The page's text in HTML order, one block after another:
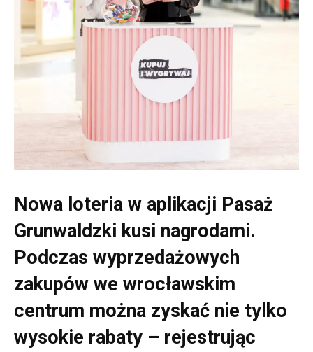
Nowa loteria w aplikacji Pasaż
Grunwaldzki kusi nagrodami.
Podczas wyprzedażowych
zakupów we wrocławskim
centrum można zyskać nie tylko
wysokie rabaty – rejestrując